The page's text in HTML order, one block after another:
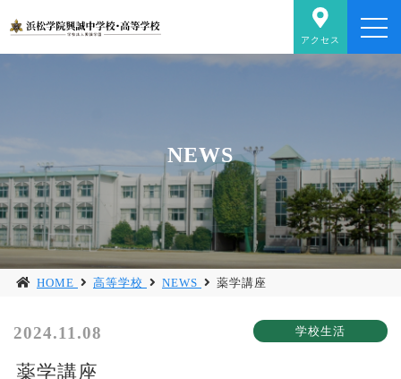
アクセス
NEWS
HOME 高等学校 NEWS 薬学講座
2024.11.08
薬学講座